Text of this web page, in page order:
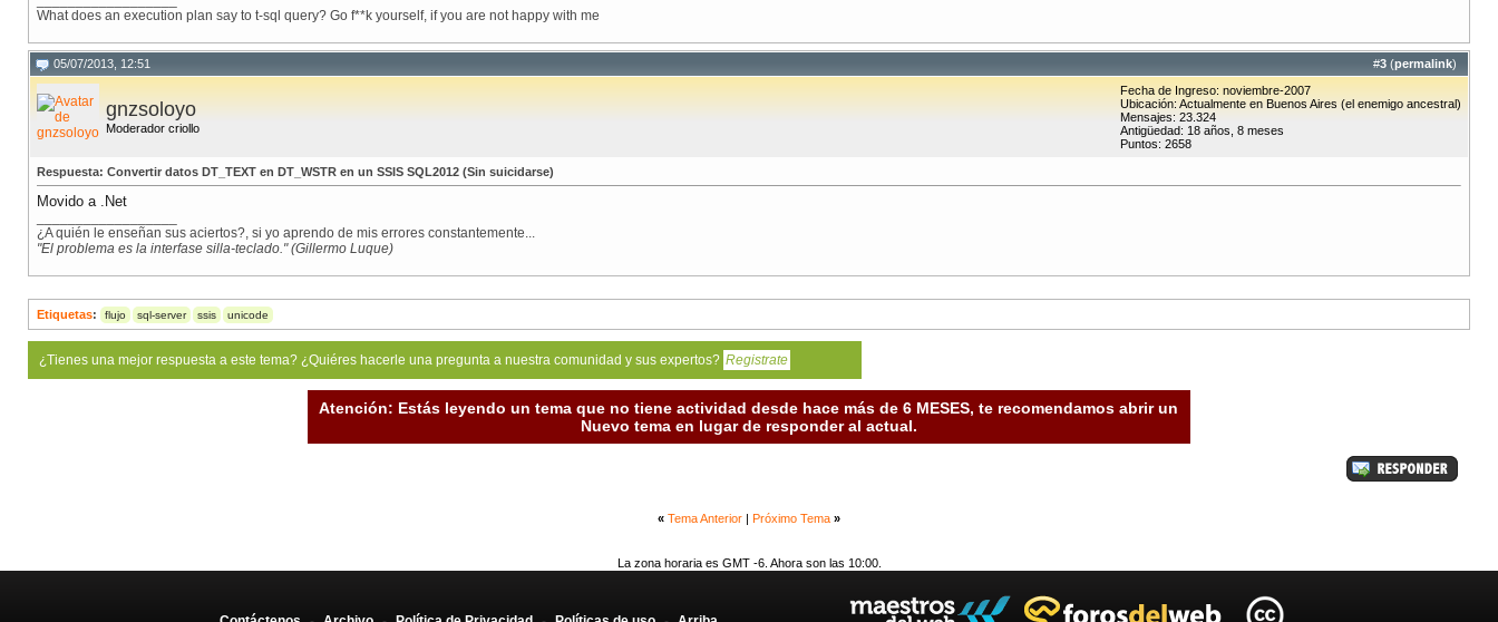
What does an execution plan say to t-sql query? Go f**k yourself, if you are not happy with me
#3 (permalink)
05/07/2013, 12:51
gnzsoloyo
Moderador criollo
Fecha de Ingreso: noviembre-2007
Ubicación: Actualmente en Buenos Aires (el enemigo ancestral)
Mensajes: 23.324
Antigüedad: 18 años, 8 meses
Puntos: 2658
Respuesta: Convertir datos DT_TEXT en DT_WSTR en un SSIS SQL2012 (Sin suicidarse)
Movido a .Net
¿A quién le enseñan sus aciertos?, si yo aprendo de mis errores constantemente...
"El problema es la interfase silla-teclado." (Gillermo Luque)
Etiquetas: flujo sql-server ssis unicode
¿Tienes una mejor respuesta a este tema? ¿Quiéres hacerle una pregunta a nuestra comunidad y sus expertos? Registrate
Atención: Estás leyendo un tema que no tiene actividad desde hace más de 6 MESES, te recomendamos abrir un
Nuevo tema en lugar de responder al actual.
« Tema Anterior Próximo Tema »
La zona horaria es GMT -6. Ahora son las 10:00.